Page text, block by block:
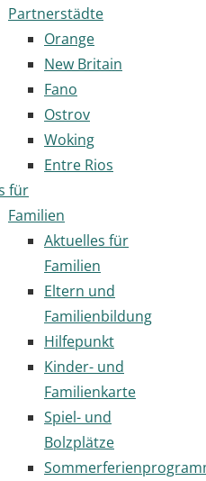
Partnerstädte
Orange
New Britain
Fano
Ostrov
Woking
Entre Rios
für
Familien
Aktuelles für
Familien
Eltern und
Familienbildung
Hilfepunkt
Kinder- und
Familienkarte
Spiel- und
Bolzplätze